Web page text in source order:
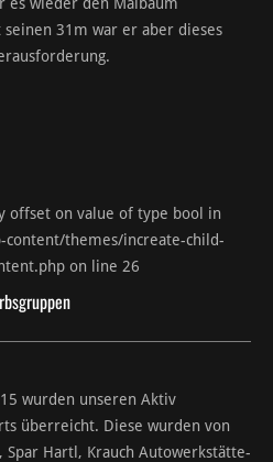
31m war er aber dieses
offset on value of type bool in
content/themes/increate-child-
on line 26
wurden unseren Aktiv
überreicht. Diese wurden von
Spar Hartl, Krauch Autowerkstätte-